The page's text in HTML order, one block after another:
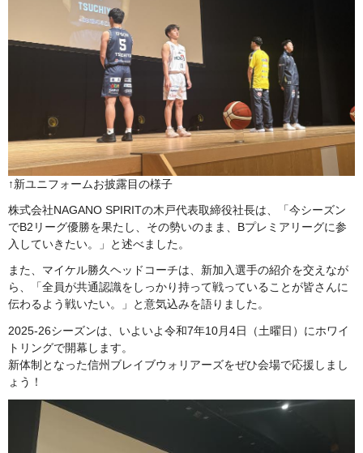
↑新ユニフォームお披露目の様子
株式会社NAGANO SPIRITの木戸代表取締役社長は、「今シーズン
でB2リーグ優勝を果たし、その勢いのまま、Bプレミアリーグに参
入していきたい。」と述べました。
また、マイケル勝久ヘッドコーチは、新加入選手の紹介を交えなが
ら、「全員が共通認識をしっかり持って戦っていることが皆さんに
伝わるよう戦いたい。」と意気込みを語りました。
2025-26シーズンは、いよいよ令和7年10月4日（土曜日）にホワイ
トリングで開幕します。
新体制となった信州ブレイブウォリアーズをぜひ会場で応援しまし
ょう！